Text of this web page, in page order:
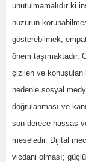
unutulmamalıdır ki
huzurun
gösterebilmek,
önem taşımaktadır.
çizilen ve konuşulan
nedenle sosyal
doğrulanması ve
son derece hassas
meseledir. Dijital
vicdani olması;